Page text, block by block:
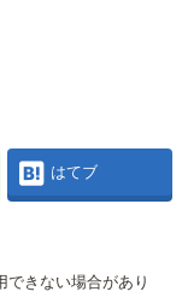
はてブ
きない場合があり